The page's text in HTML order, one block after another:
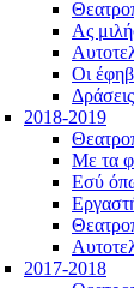
Ας
Οι
2018-2019
Με τα
Εσύ
2017-2018